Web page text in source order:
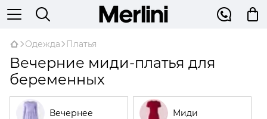
Одежда Платья
Вечерние миди-платья для
беременных
Вечернее Миди